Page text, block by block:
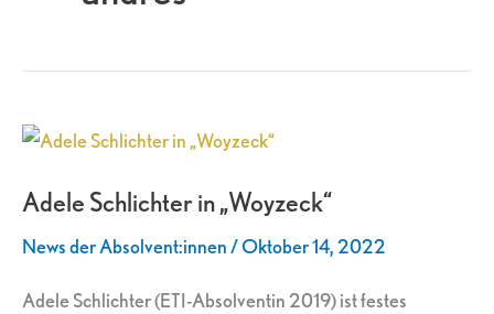
Adele Schlichter in „Woyzeck“
News der Absolvent:innen/Oktober 14, 2022
Adele Schlichter (ETI-Absolventin 2019) ist festes
Adele
in